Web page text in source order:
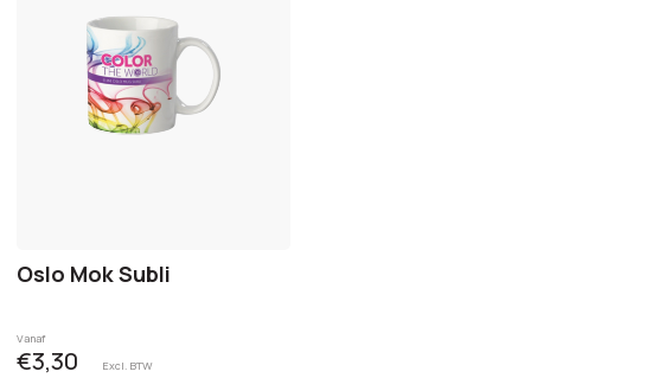
Oslo Mok Subli
Vanaf
€3,30 Excl. BTW